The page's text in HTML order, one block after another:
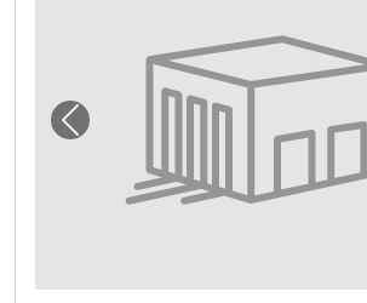
Vorheriges Bild für